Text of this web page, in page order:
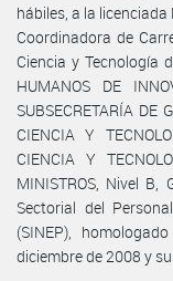
hábiles, a la licenciada
Coordinadora de
Ciencia y Tecnología
HUMANOS DE
SUBSECRETARÍA DE
CIENCIA Y
CIENCIA Y
MINISTROS, Nivel
Sectorial del
(SINEP),
diciembre de 2008 y